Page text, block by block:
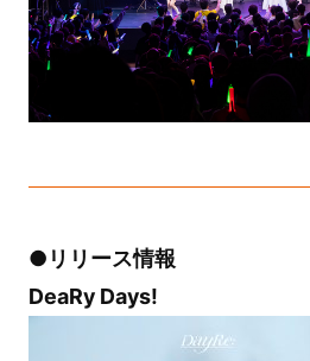
●リリース情報
DeaRy Days!